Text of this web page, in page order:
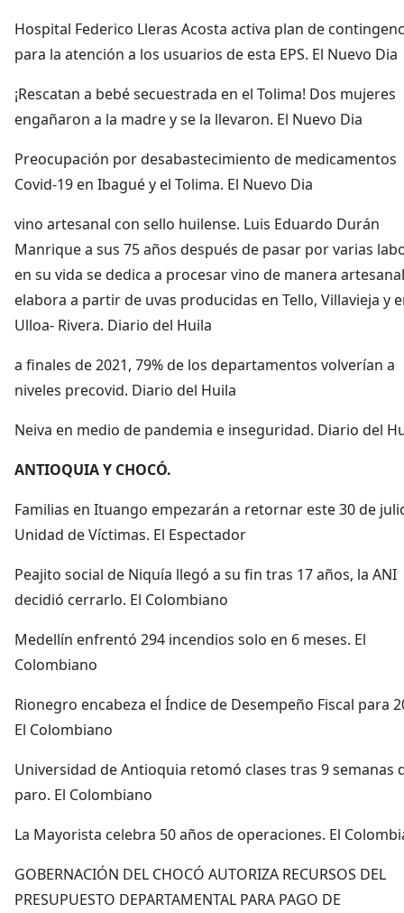
Hospital Federico Lleras Acosta activa plan de
para la atención a los usuarios de esta EPS. El Nuevo Dia
¡Rescatan a bebé secuestrada en el Tolima! Dos mujeres
engañaron a la madre y se la llevaron. El Nuevo Dia
Preocupación por desabastecimiento de medicamentos
Covid-19 en Ibagué y el Tolima. El Nuevo Dia
vino artesanal con sello huilense. Luis Eduardo Durán
Manrique a sus 75 años después de pasar por varias
en su vida se dedica a procesar vino de manera
elabora a partir de uvas producidas en Tello, Villavieja y
Ulloa- Rivera. Diario del Huila
a finales de 2021, 79% de los departamentos volverían a
niveles precovid. Diario del Huila
Neiva en medio de pandemia e inseguridad. Diario del
ANTIOQUIA Y CHOCÓ.
Familias en Ituango empezarán a retornar este 30 de
Unidad de Víctimas. El Espectador
Peajito social de Niquía llegó a su fin tras 17 años, la ANI
decidió cerrarlo. El Colombiano
Medellín enfrentó 294 incendios solo en 6 meses. El
Colombiano
Rionegro encabeza el Índice de Desempeño Fiscal para
El Colombiano
Universidad de Antioquia retomó clases tras 9 semanas
paro. El Colombiano
La Mayorista celebra 50 años de operaciones. El
GOBERNACIÓN DEL CHOCÓ AUTORIZA RECURSOS DEL
PRESUPUESTO DEPARTAMENTAL PARA PAGO DE